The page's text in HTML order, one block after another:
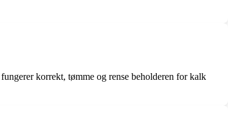
korrekt, tømme og rense beholderen for kalk